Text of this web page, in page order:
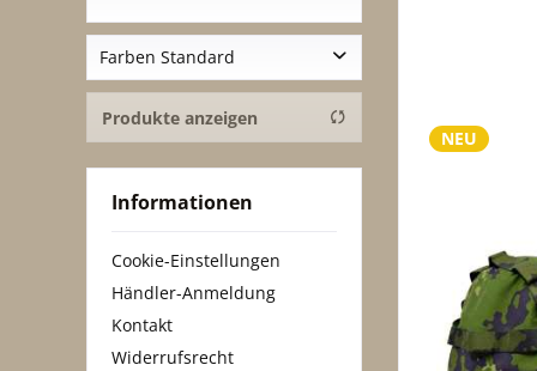
Farben Standard
Oliv
Schwarz
Woodland
3-Fb.-desert
Khaki
Blau
Coyote
Sand
Produkte anzeigen
Informationen
Cookie-Einstellungen
Händler-Anmeldung
Kontakt
Widerrufsrecht
NEU